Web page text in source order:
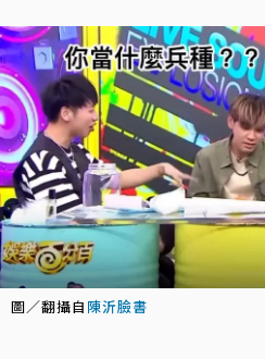
圖／翻攝自 陳沂臉書